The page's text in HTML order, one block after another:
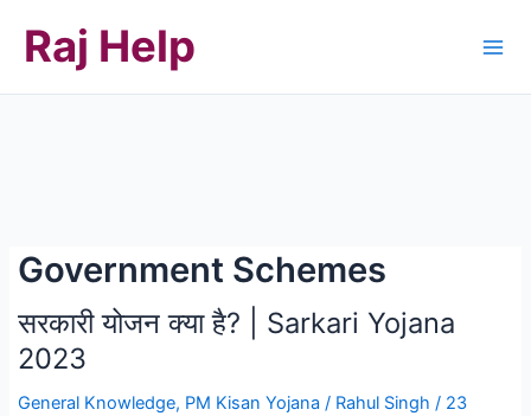
content
Raj Help
Government Schemes
सरकारी योजन क्या है? | Sarkari Yojana
2023
General Knowledge, PM Kisan Yojana / Rahul Singh/ 23